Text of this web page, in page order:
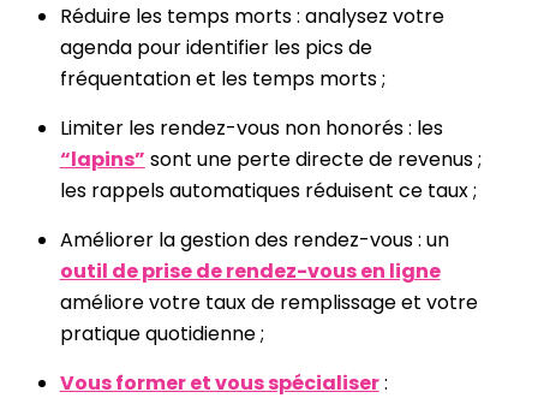
Réduire les temps morts : analysez votre
agenda pour identifier les pics de
fréquentation et les temps morts ;
Limiter les rendez-vous non honorés : les
“lapins” sont une perte directe de revenus ;
les rappels automatiques réduisent ce taux ;
Améliorer la gestion des rendez-vous : un
outil de prise de rendez-vous en ligne
améliore votre taux de remplissage et votre
pratique quotidienne ;
Vous former et vous spécialiser: